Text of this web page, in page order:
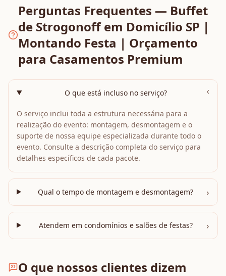
Perguntas Frequentes — Buffet
de Strogonoff em Domicílio SP |
Montando Festa | Orçamento
para Casamentos Premium
O que está incluso no serviço? ›
O serviço inclui toda a estrutura necessária para a
realização do evento: montagem, desmontagem e o
suporte de nossa equipe especializada durante todo o
evento. Consulte a descrição completa do serviço para
detalhes específicos de cada pacote.
Qual o tempo de montagem e desmontagem? ›
Atendem em condomínios e salões de festas? ›
O que nossos clientes dizem